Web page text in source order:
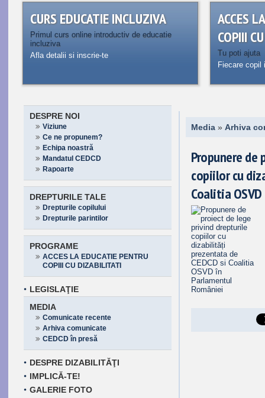
CURS EDUCATIE INCLUZIVA
Primul curs online introductiv de educatie
incluziva
Afla detalii si inscrie-te
ACCES
COPIII
Tu poti ajuta
Fiecare
DESPRE NOI
Viziune
Ce ne propunem?
Echipa noastră
Mandatul CEDCD
Rapoarte
DREPTURILE TALE
Drepturile copilului
Drepturile parintilor
PROGRAME
ACCES LA EDUCATIE PENTRU
COPIII CU DIZABILITATI
LEGISLAŢIE
MEDIA
Comunicate recente
Arhiva comunicate
CEDCD în presă
DESPRE DIZABILITĂŢI
IMPLICĂ-TE!
GALERIE FOTO
Media » Arhiva
Propunere
copiilor cu
Coalitia